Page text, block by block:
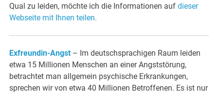
Qual zu leiden, möchte ich die Informationen aufdieser
Webseite mit Ihnen teilen.
Exfreundin-Angst – Im deutschsprachigen Raum leiden
etwa 15 Millionen Menschen an einer Angststörung,
betrachtet man allgemein psychische Erkrankungen,
sprechen wir von etwa 40 Millionen Betroffenen. Es ist nur